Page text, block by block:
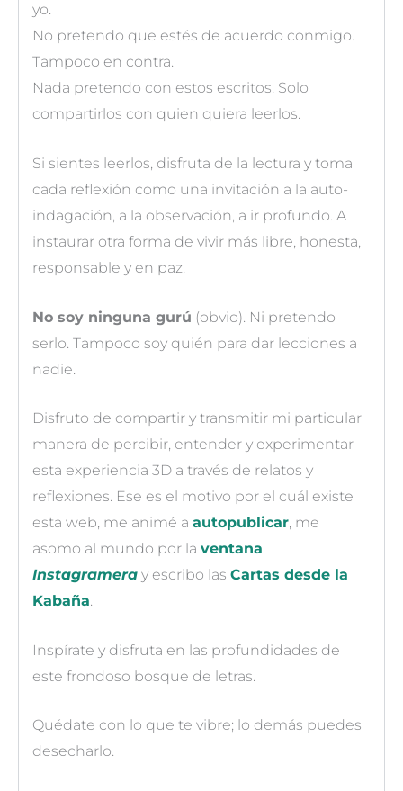
yo.
No pretendo que estés de acuerdo conmigo.
Tampoco en contra.
Nada pretendo con estos escritos. Solo
compartirlos con quien quiera leerlos.
Si sientes leerlos, disfruta de la lectura y toma
cada reflexión como una invitación a la auto-
indagación, a la observación, a ir profundo. A
instaurar otra forma de vivir más libre, honesta,
responsable y en paz.
No soy ninguna gurú (obvio). Ni pretendo
serlo. Tampoco soy quién para dar lecciones a
nadie.
Disfruto de compartir y transmitir mi particular
manera de percibir, entender y experimentar
esta experiencia 3D a través de relatos y
reflexiones. Ese es el motivo por el cuál existe
esta web, me animé a autopublicar, me
asomo al mundo por la ventana
Instagramera y escribo las Cartas desde la
Kabaña.
Inspírate y disfruta en las profundidades de
este frondoso bosque de letras.
Quédate con lo que te vibre; lo demás puedes
desecharlo.